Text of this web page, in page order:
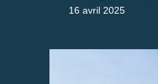
16 avril 2025